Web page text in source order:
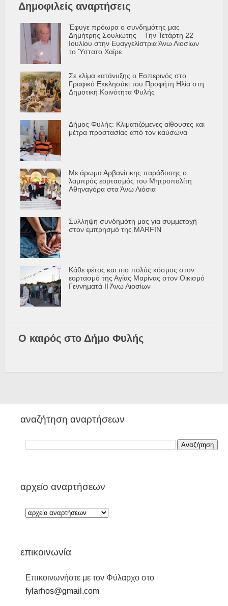
Δημοφιλείς αναρτήσεις
Έφυγε πρόωρα ο συνδημότης μας
Δημήτρης Σουλιώτης – Την Τετάρτη 22
Ιουλίου στην Ευαγγελίστρια Άνω Λιοσίων
το Ύστατο Χαίρε
Σε κλίμα κατάνυξης ο Εσπερινός στο
Γραφικό Εκκλησάκι του Προφήτη Ηλία στη
Δημοτική Κοινότητα Φυλής
Δήμος Φυλής: Κλιματιζόμενες αίθουσες και
μέτρα προστασίας από τον καύσωνα
Με άρωμα Αρβανίτικης παράδοσης ο
λαμπρός εορτασμός του Μητροπολίτη
Αθηναγόρα στα Άνω Λιόσια
Σύλληψη συνδημότη μας για συμμετοχή
στον εμπρησμό της MARFIN
Κάθε φέτος και πιο πολύς κόσμος στον
εορτασμό της Αγίας Μαρίνας στον Οικισμό
Γεννηματά ΙΙ Άνω Λιοσίων
Ο καιρός στο Δήμο Φυλής
αναζήτηση αναρτήσεων
αρχείο αναρτήσεων
επικοινωνία
Επικοινωνήστε με τον Φύλαρχο στο
fylarhos@gmail.com